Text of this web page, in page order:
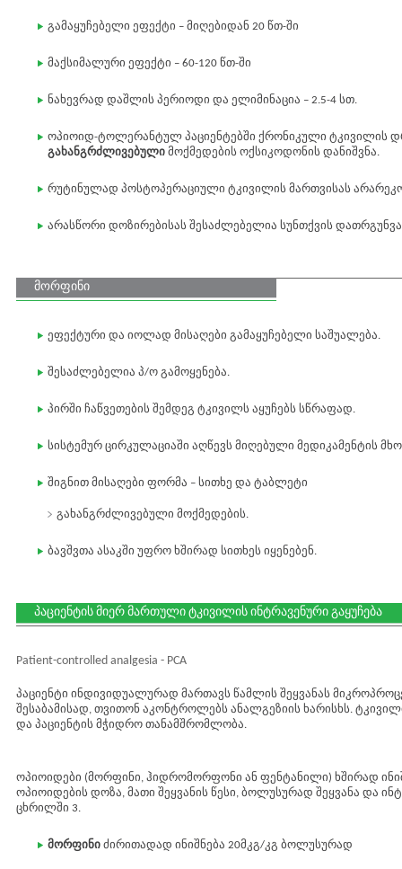
გამაყუჩებელი ეფექტი – მიღებიდან 20 წთ-ში
მაქსიმალური ეფექტი – 60-120 წთ-ში
ნახევრად დაშლის პერიოდი და ელიმინაცია – 2.5-4 სთ.
ოპიოიდ-ტოლერანტულ პაციენტებში ქრონიკული ტკივილის
გახანგრძლივებული მოქმედების ოქსიკოდონის დანიშვნა.
რუტინულად პოსტოპერაციული ტკივილის მართვისას
არასწორი დოზირებისას შესაძლებელია სუნთქვის
მორფინი
ეფექტური და იოლად მისაღები გამაყუჩებელი საშუალება.
შესაძლებელია პ/ო გამოყენება.
პირში ჩაწვეთების შემდეგ ტკივილს აყუჩებს სწრაფად.
სისტემურ ცირკულაციაში აღწევს მიღებული მედიკამენტის
შიგნით მისაღები ფორმა – სითხე და ტაბლეტი
გახანგრძლივებული მოქმედების.
ბავშვთა ასაკში უფრო ხშირად სითხეს იყენებენ.
პაციენტის მიერ მართული ტკივილის ინტრავენური გაყუჩება
Patient-controlled analgesia - PCA
პაციენტი ინდივიდუალურად მართავს წამლის შეყვანას
შესაბამისად, თვითონ აკონტროლებს ანალგეზიის ხარისხს.
და პაციენტის მჭიდრო თანამშრომლობა.
ოპიოიდები (მორფინი, ჰიდრომორფონი ან ფენტანილი) ხშირად
ოპიოიდების დოზა, მათი შეყვანის წესი, ბოლუსურად შეყვანა და
ცხრილში 3.
მორფინი ძირითადად ინიშნება 20მკგ/კგ ბოლუსურად